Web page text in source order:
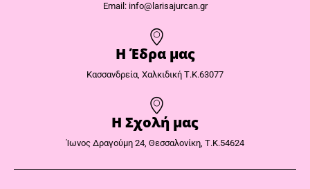
Email: info@larisajurcan.gr
Η Έδρα μας​
Κασσανδρεία, Χαλκιδική Τ.Κ.63077
Η Σχολή μας
Ίωνος Δραγούμη 24, Θεσσαλονίκη, Τ.Κ.54624